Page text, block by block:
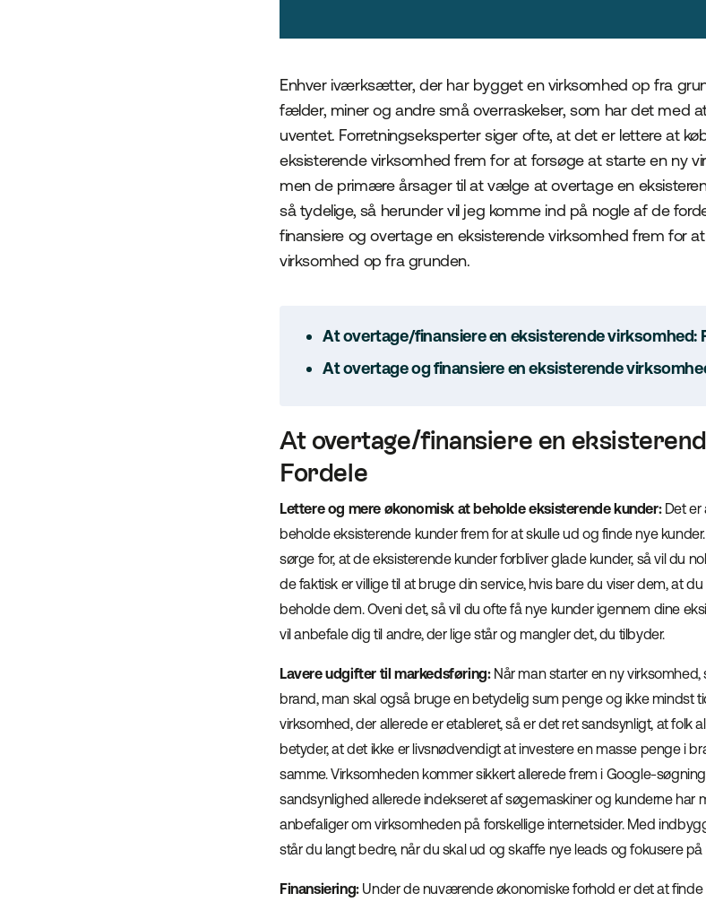
At overtage/finansiere en eksisterende virksomhed:
At overtage og finansiere en eksisterende
Enhver iværksætter, der har bygget en virksomhed op fra
fælder, miner og andre små overraskelser, som har det med
uventet. Forretningseksperter siger ofte, at det er lettere at
eksisterende virksomhed frem for at forsøge at starte en ny
men de primære årsager til at vælge at overtage en
så tydelige, så herunder vil jeg komme ind på nogle af de
finansiere og overtage en eksisterende virksomhed frem for
virksomhed op fra grunden.
At overtage/finansiere en
Fordele
Lettere og mere økonomisk at beholde eksisterende kunder:Det er
beholde eksisterende kunder frem for at skulle ud og finde nye
sørge for, at de eksisterende kunder forbliver glade kunder, så vil du
de faktisk er villige til at bruge din service, hvis bare du viser dem, at
beholde dem. Oveni det, så vil du ofte få nye kunder igennem dine
vil anbefale dig til andre, der lige står og mangler det, du tilbyder.
Lavere udgifter til markedsføring:Når man starter en ny
brand, man skal også bruge en betydelig sum penge og ikke mindst
virksomhed, der allerede er etableret, så er det ret sandsynligt, at folk
betyder, at det ikke er livsnødvendigt at investere en masse penge i
samme. Virksomheden kommer sikkert allerede frem i Google-
sandsynlighed allerede indekseret af søgemaskiner og kunderne har
anbefaliger om virksomheden på forskellige internetsider. Med
står du langt bedre, når du skal ud og skaffe nye leads og fokusere
Finansiering:Under de nuværende økonomiske forhold er det at finde